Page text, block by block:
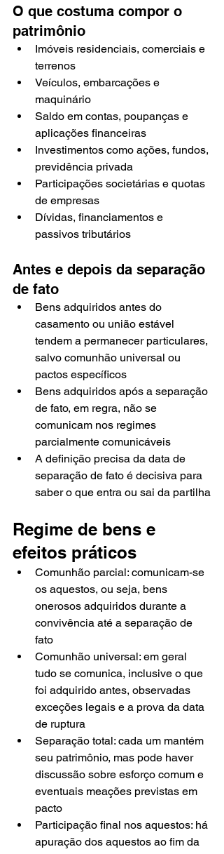
O que costuma compor o
patrimônio
Imóveis residenciais, comerciais e
terrenos
Veículos, embarcações e
maquinário
Saldo em contas, poupanças e
aplicações financeiras
Investimentos como ações, fundos,
previdência privada
Participações societárias e quotas
de empresas
Dívidas, financiamentos e
passivos tributários
Antes e depois da separação
de fato
Bens adquiridos antes do
casamento ou união estável
tendem a permanecer particulares,
salvo comunhão universal ou
pactos específicos
Bens adquiridos após a separação
de fato, em regra, não se
comunicam nos regimes
parcialmente comunicáveis
A definição precisa da data de
separação de fato é decisiva para
saber o que entra ou sai da partilha
Regime de bens e
efeitos práticos
Comunhão parcial: comunicam-se
os aquestos, ou seja, bens
onerosos adquiridos durante a
convivência até a separação de
fato
Comunhão universal: em geral
tudo se comunica, inclusive o que
foi adquirido antes, observadas
exceções legais e a prova da data
de ruptura
Separação total: cada um mantém
seu patrimônio, mas pode haver
discussão sobre esforço comum e
eventuais meações previstas em
pacto
Participação final nos aquestos: há
apuração dos aquestos ao fim da